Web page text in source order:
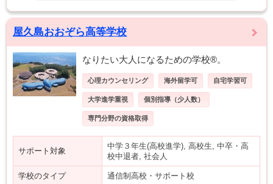
屋久島おおぞら高等学校
なりたい大人になるための学校®。
心理カウンセリング 海外留学可 自宅学習可
大学進学重視 個別指導（少人数）
専門分野の資格取得
サポート対象
中学３年生(高校進学), 高校生, 中卒・高
校中退者, 社会人
学校のタイプ 通信制高校・サポート校